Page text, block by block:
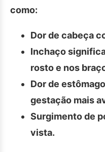
como:
Dor de cabeça
Inchaço
rosto e nos
Dor de
gestação mais
Surgimento de
vista.